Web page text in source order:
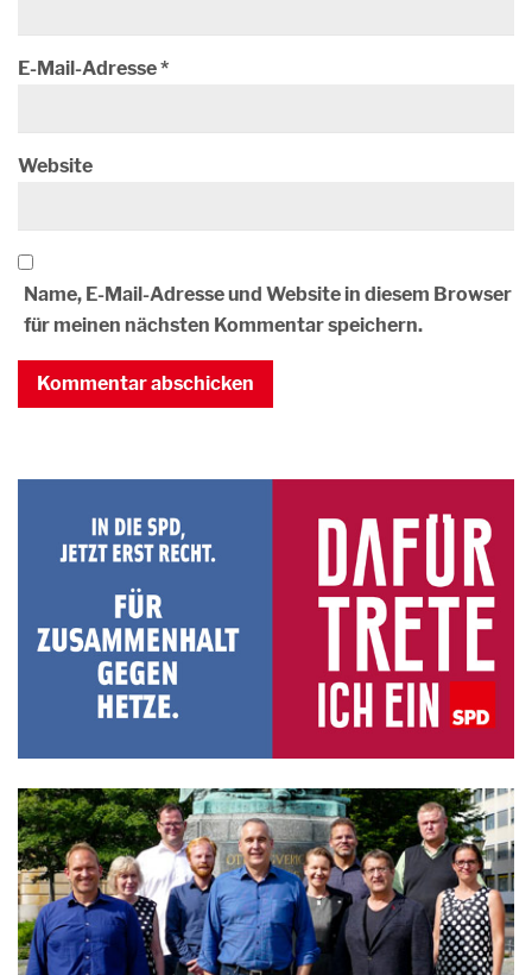
E-Mail-Adresse*
Website
Name, E-Mail-Adresse und Website in diesem Browser
für meinen nächsten Kommentar speichern.